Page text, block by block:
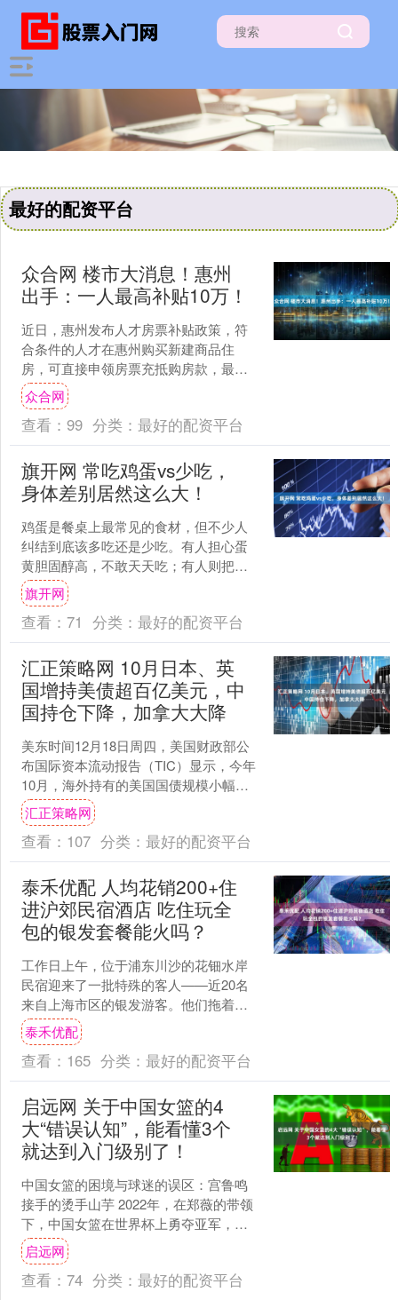
最好的配资平台
众合网 楼市大消息！惠州
出手：一人最高补贴10万！
近日，惠州发布人才房票补贴政策，符
合条件的人才在惠州购买新建商品住
房，可直接申领房票充抵购房款，最高
补贴10万元，政策总额度1亿元。本次政
策申请门槛大幅放宽，不....
众合网
查看： 99 分类： 最好的配资平台
旗开网 常吃鸡蛋vs少吃，
身体差别居然这么大！
鸡蛋是餐桌上最常见的食材，但不少人
纠结到底该多吃还是少吃。有人担心蛋
黄胆固醇高，不敢天天吃；有人则把鸡
蛋当营养标配，顿顿都安排。其实，天
天吃鸡蛋和很少吃鸡蛋的人....
旗开网
查看： 71 分类： 最好的配资平台
汇正策略网 10月日本、英
国增持美债超百亿美元，中
国持仓下降，加拿大大降
美东时间12月18日周四，美国财政部公
布国际资本流动报告（TIC）显示，今年
10月，海外持有的美国国债规模小幅下
降。其中，日本、英国10月所持美国国
债增加，中国....
汇正策略网
查看： 107 分类： 最好的配资平台
泰禾优配 人均花销200+住
进沪郊民宿酒店 吃住玩全
包的银发套餐能火吗？
工作日上午，位于浦东川沙的花钿水岸
民宿迎来了一批特殊的客人——近20名
来自上海市区的银发游客。他们拖着行
李箱，有说有笑地走进民宿大堂办理入
住手续，即将开启为期两....
泰禾优配
查看： 165 分类： 最好的配资平台
启远网 关于中国女篮的4
大“错误认知”，能看懂3个
就达到入门级别了！
中国女篮的困境与球迷的误区：宫鲁鸣
接手的烫手山芋 2022年，在郑薇的带领
下，中国女篮在世界杯上勇夺亚军，追
平历史最佳战绩，一时间，国人对这支
队伍在2024年巴....
启远网
查看： 74 分类： 最好的配资平台